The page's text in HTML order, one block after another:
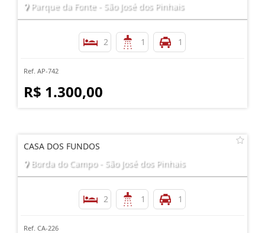
Parque da Fonte - São José dos Pinhais
2 1 1
Ref. AP-742
R$ 1.300,00
CASA DOS FUNDOS
Borda do Campo - São José dos Pinhais
2 1 1
Ref. CA-226